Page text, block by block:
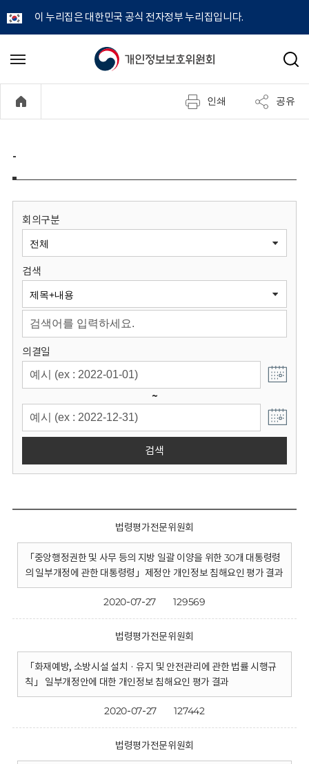
이 누리집은 대한민국 공식 전자정부 누리집입니다.
개
정
보
원
회
메
기
검
인쇄 공유
-
회의구분
검색
의결일
~
검색
법령평가전문위원회
「중앙행정권한 및 사무 등의 지방 일괄 이양을 위한 30개 대통령령
의 일부개정에 관한 대통령령」제정안 개인정보 침해요인 평가 결과
2020-07-27 129569
법령평가전문위원회
「화재예방, 소방시설 설치 · 유지 및 안전관리에 관한 법률 시행규
칙」 일부개정안에 대한 개인정보 침해요인 평가 결과
2020-07-27 127442
법령평가전문위원회